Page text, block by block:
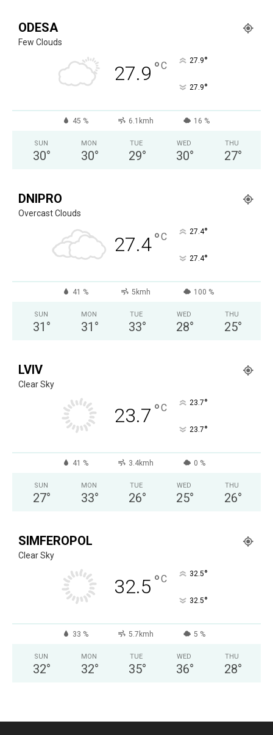
ODESA
Few Clouds
27.9 °C 27.9°
27.9°
45 % 6.1kmh 16 %
SUN
30°
MON
30°
TUE
29°
WED
30°
THU
27°
DNIPRO
Overcast Clouds
27.4°C 27.4°
27.4°
41 % 5kmh 100 %
SUN
31 °
MON
31 °
TUE
33°
WED
28°
THU
25°
LVIV
Clear Sky
23.7 °C 23.7°
23.7°
41 % 3.4kmh 0 %
SUN
27°
MON
33°
TUE
26°
WED
25°
THU
26°
SIMFEROPOL
Clear Sky
32.5 °C 32.5°
32.5°
33 % 5.7kmh 5 %
SUN
32°
MON
32°
TUE
35°
WED
36°
THU
28°